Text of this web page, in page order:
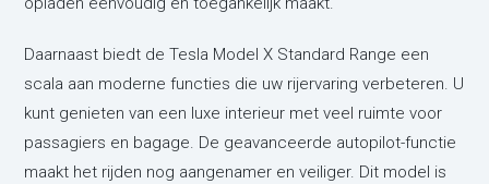
Daarnaast biedt de Tesla Model X Standard Range een
scala aan moderne functies die uw rijervaring verbeteren. U
kunt genieten van een luxe interieur met veel ruimte voor
passagiers en bagage. De geavanceerde autopilot-functie
maakt het rijden nog aangenamer en veiliger. Dit model is